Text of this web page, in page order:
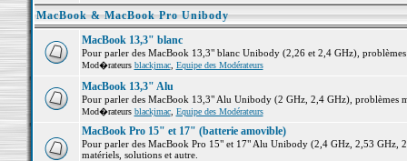
MacBook & MacBook Pro Unibody
MacBook 13,3" blanc
Pour parler des MacBook 13,3" blanc Unibody (2,26 et 2,4 GHz),
Mod�rateurs blackjmac, Equipe des Modérateurs
MacBook 13,3" Alu
Pour parler des MacBook 13,3" Alu Unibody (2 GHz, 2,4 GHz), problèmes
Mod�rateurs blackjmac, Equipe des Modérateurs
MacBook Pro 15" et 17" (batterie amovible)
Pour parler des MacBook Pro 15" et 17" Alu Unibody (2,4 GHz, 2,53 GHz,
matériels, solutions et autre.